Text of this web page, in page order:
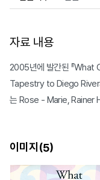
자료 내용
2005년에 발간된 『
Tapestry to Diego
는 Rose - Marie, Rainer
이미지(5)